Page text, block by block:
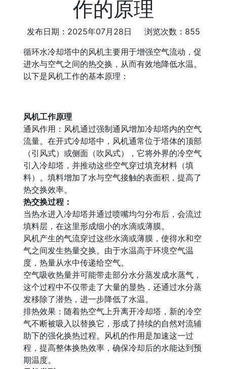
作的原理
发布日期：2025年07月28日 浏览次数：855
循环水冷却塔中的风机主要用于增强空气流动，促
进水与空气之间的热交换，从而有效地降低水温。
以下是风机工作的基本原理：
风机工作原理
通风作用：风机通过强制通风增加冷却塔内的空气
流量。在开式冷却塔中，风机通常位于塔体的顶部
（引风式）或侧面（吹风式），它将外界的冷空气
引入冷却塔，并推动这些空气穿过填充材料（填
料）。填料增加了水与空气接触的表面积，提高了
热交换效率。
热交换过程：
当热水进入冷却塔并通过喷嘴均匀分布后，会流过
填料层，在这里形成细小的水滴或薄膜。
风机产生的气流穿过这些水滴或薄膜，使得水和空
气之间发生热量交换。由于水温高于环境空气温
度，热量从水中传递给空气。
空气吸收热量并可能带走部分水分蒸发成水蒸气，
这个过程中不仅带走了大量的显热，还通过水分蒸
发移除了潜热，进一步降低了水温。
排热效果：随着热空气上升离开冷却塔，新的冷空
气不断被吸入以替换它，形成了持续的自然对流辅
助下的强化换热过程。风机的作用是加速这一过
程，提高整体换热效率，确保冷却后的水能达到预
期温度。